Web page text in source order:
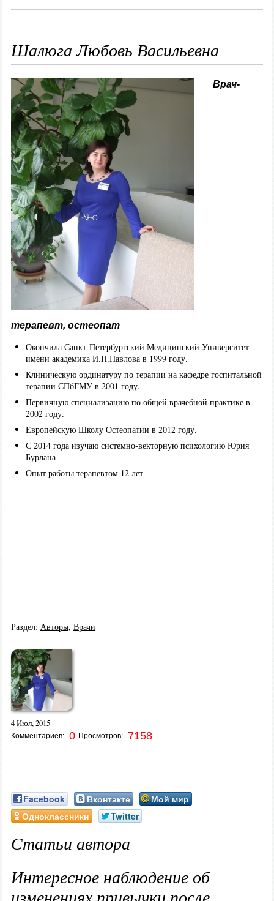
Шалюга Любовь Васильевна
Врач-
терапевт, остеопат
Окончила Санкт-Петербургский Медицинский Университет
имени академика И.П.Павлова в 1999 году.
Клиническую ординатуру по терапии на кафедре госпитальной
терапии СПбГМУ в 2001 году.
Первичную специализацию по общей врачебной практике в
2002 году.
Европейскую Школу Остеопатии в 2012 году.
С 2014 года изучаю системно-векторную психологию Юрия
Бурлана
Опыт работы терапевтом 12 лет
Раздел: Авторы, Врачи
4 Июл, 2015
Комментариев: 0 Просмотров: 7158
Facebook Вконтакте
Мой мир
Одноклассники
Twitter
Статьи автора
Интересное наблюдение об